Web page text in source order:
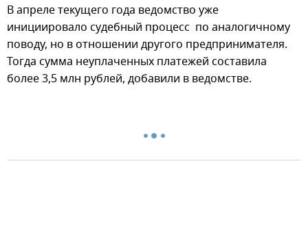
В апреле текущего года ведомство уже
инициировало судебный процесс по аналогичному
поводу, но в отношении другого предпринимателя.
Тогда сумма неуплаченных платежей составила
более 3,5 млн рублей, добавили в ведомстве.